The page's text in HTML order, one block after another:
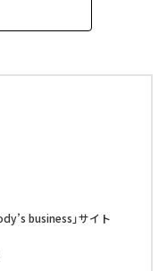
business」サイト